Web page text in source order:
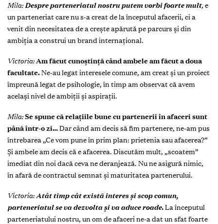
Mila:Despre parteneriatul nostru putem vorbi foarte mult, e
un parteneriat care nu s-a creat de la începutul afacerii, ci a
venit din necesitatea de a crește apărută pe parcurs și din
ambiția a construi un brand internațional.
Victoria:Am făcut cunoștință când ambele am făcut a doua
facultate.Ne-au legat interesele comune, am creat și un proiect
împreună legat de psihologie, în timp am observat că avem
același nivel de ambiții și aspirații.
Mila:Se spune că relațiile bune cu partenerii în afaceri sunt
până într-o zi…Dar când am decis să fim partenere, ne-am pus
întrebarea „Ce vom pune în prim plan: prietenia sau afacerea?”
Și ambele am decis că e afacerea. Discutăm mult, „scoatem”
imediat din noi dacă ceva ne deranjează. Nu ne asigură nimic,
în afară de contractul semnat și maturitatea partenerului.
Victoria:Atât timp cât există interes și scop comun,
parteneriatul se va dezvolta și va aduce roade.La începutul
parteneriatului nostru, un om de afaceri ne-a dat un sfat foarte